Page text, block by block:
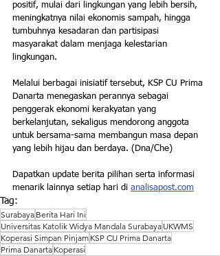
positif, mulai dari lingkungan yang lebih bersih,
meningkatnya nilai ekonomis sampah, hingga
tumbuhnya kesadaran dan partisipasi
masyarakat dalam menjaga kelestarian
lingkungan.
Melalui berbagai inisiatif tersebut, KSP CU Prima
Danarta menegaskan perannya sebagai
penggerak ekonomi kerakyatan yang
berkelanjutan, sekaligus mendorong anggota
untuk bersama-sama membangun masa depan
yang lebih hijau dan berdaya. (Dna/Che)
Dapatkan update berita pilihan serta informasi
menarik lainnya setiap hari di analisapost.com
Tag:
Surabaya Berita Hari Ini
Universitas Katolik Widya Mandala Surabaya UKWMS
Koperasi Simpan Pinjam KSP CU Prima Danarta
Prima Danarta Koperasi